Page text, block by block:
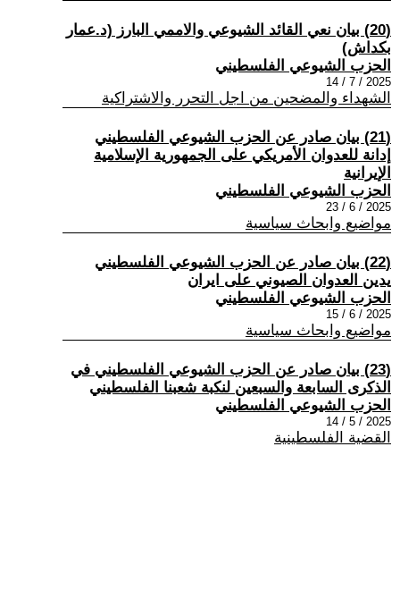
(20) بيان نعي القائد الشيوعي والاممي البارز (د.عمار
بكداش)
الحزب الشيوعي الفلسطيني
2025 / 7 / 14
الشهداء والمضحين من اجل التحرر والاشتراكية
(21) بيان صادر عن الحزب الشيوعي الفلسطيني
إدانة للعدوان الأمريكي على الجمهورية الإسلامية
الإيرانية
الحزب الشيوعي الفلسطيني
2025 / 6 / 23
مواضيع وابحاث سياسية
(22) بيان صادر عن الحزب الشيوعي الفلسطيني
يدين العدوان الصيوني على ايران
الحزب الشيوعي الفلسطيني
2025 / 6 / 15
مواضيع وابحاث سياسية
(23) بيان صادر عن الحزب الشيوعي الفلسطيني في
الذكرى السابعة والسبعين لنكبة شعبنا الفلسطيني
الحزب الشيوعي الفلسطيني
2025 / 5 / 14
القضية الفلسطينية